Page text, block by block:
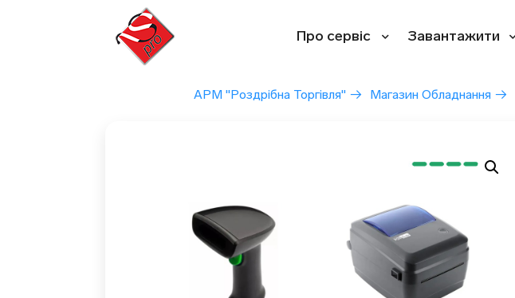
Про сервіс Завантажити
АРМ "Роздрібна Торгівля" → Магазин Обладнання →